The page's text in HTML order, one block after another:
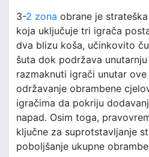
3-2 zona obrane je
koja uključuje tri igrača
dva blizu koša, učinkovito
šuta dok podržava
razmaknuti igrači unutar
održavanje obrambene
igračima da pokriju
napad. Osim toga,
ključne za suprotstavljanje
poboljšanje ukupne